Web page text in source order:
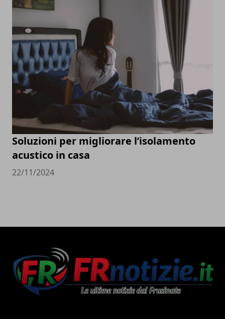
Soluzioni per migliorare l’isolamento
acustico in casa
22/11/2024